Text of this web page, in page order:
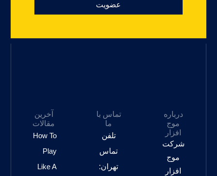
عضویت
درباره
موج
افزار
شرکت
موج
افزار
تماس با
ما
تلفن
تماس
تهران:
آخرین
مقالات
How To
Play
Like A